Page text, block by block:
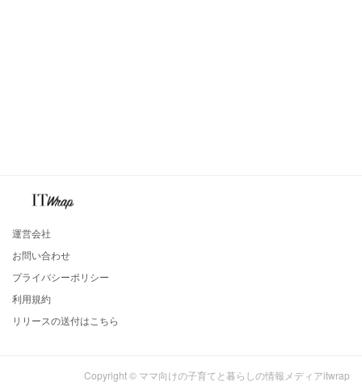
運営会社
お問い合わせ
プライバシーポリシー
利用規約
リリースの送付はこちら
Copyright © ママ向けの子育てと暮らしの情報メディアitwrap